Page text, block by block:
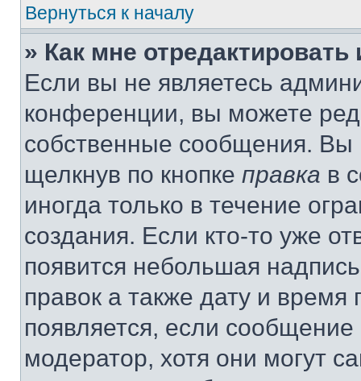
Вернуться к началу
» Как мне
Если вы не являетесь
конференции, вы можете
собственные сообщения. Вы
щелкнув по кнопке правка в
иногда только в течение
создания. Если кто-то уже
появится небольшая
правок а также дату и
появляется, если
модератор, хотя они могут